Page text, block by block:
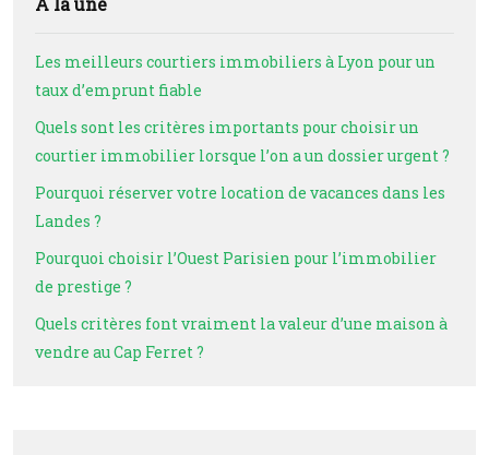
Les meilleurs courtiers immobiliers à Lyon pour un
taux d’emprunt fiable
Quels sont les critères importants pour choisir un
courtier immobilier lorsque l’on a un dossier urgent ?
Pourquoi réserver votre location de vacances dans les
Landes ?
Pourquoi choisir l’Ouest Parisien pour l’immobilier
de prestige ?
Quels critères font vraiment la valeur d’une maison à
vendre au Cap Ferret ?